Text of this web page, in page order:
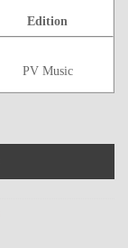
Edition
PV Music